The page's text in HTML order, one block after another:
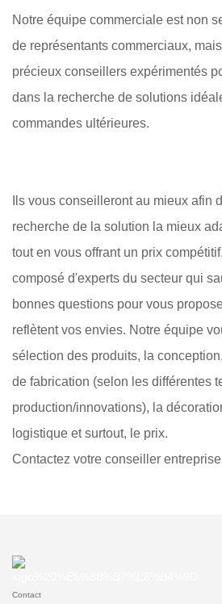
Notre équipe commerciale est non
de représentants commerciaux,
précieux conseillers expérimentés
dans la recherche de solutions
commandes ultérieures.
Ils vous conseilleront au mieux afin
recherche de la solution la mieux
tout en vous offrant un prix
composé d'experts du secteur qui
bonnes questions pour vous
reflètent vos envies. Notre équipe
sélection des produits, la
de fabrication (selon les différentes
production/innovations), la
logistique et surtout, le prix.
Contactez votre conseiller
Contact